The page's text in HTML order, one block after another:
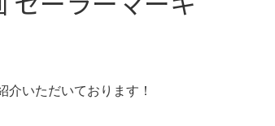
介いただいております！